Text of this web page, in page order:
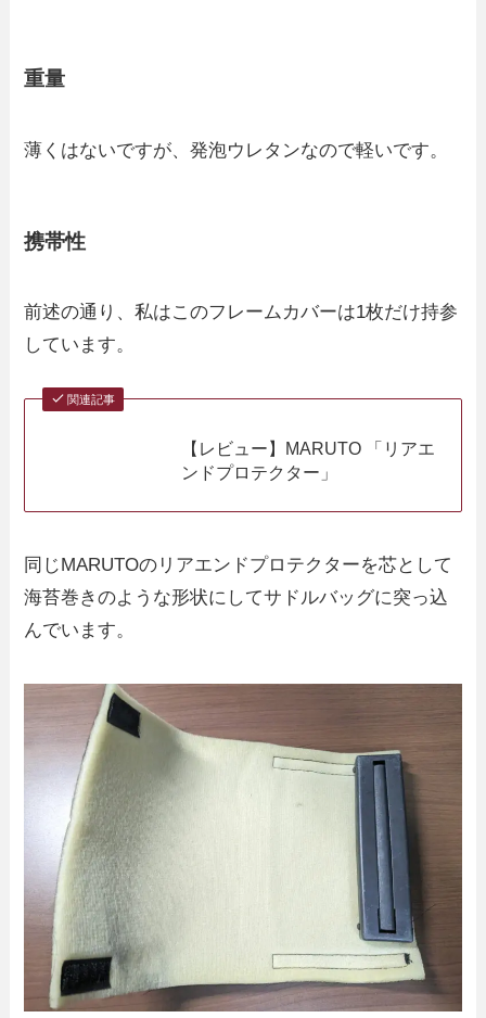
重量
薄くはないですが、発泡ウレタンなので軽いです。
携帯性
前述の通り、私はこのフレームカバーは1枚だけ持参
しています。
関連記事
【レビュー】MARUTO 「リアエ
ンドプロテクター」
同じMARUTOのリアエンドプロテクターを芯として
海苔巻きのような形状にしてサドルバッグに突っ込
んでいます。